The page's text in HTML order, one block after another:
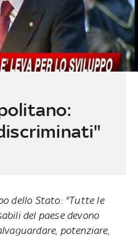
dello Stato: "Tutte le
del paese devono
potenziare,